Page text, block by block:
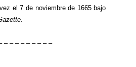
vez el7 de noviembrede 1665bajo
.
– – – – – – – – –